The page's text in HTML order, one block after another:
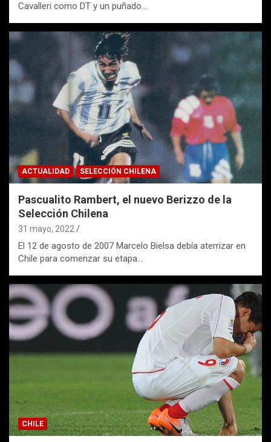
Cavalleri como DT y un puñado…
ACTUALIDAD SELECCIÓN CHILENA
Pascualito Rambert, el nuevo Berizzo de la
Selección Chilena
31 mayo, 2022
El 12 de agosto de 2007 Marcelo Bielsa debía aterrizar en
Chile para comenzar su etapa…
CHILE